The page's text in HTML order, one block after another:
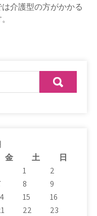
介護型の方がかかる
金 土
日
1
2
8
9
15
16
22
23